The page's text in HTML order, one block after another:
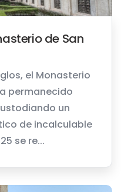
de San
el Monasterio
permanecido
un
de incalculable
se re...